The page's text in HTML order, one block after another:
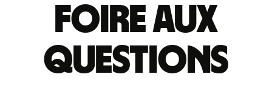
Foire aux
questions